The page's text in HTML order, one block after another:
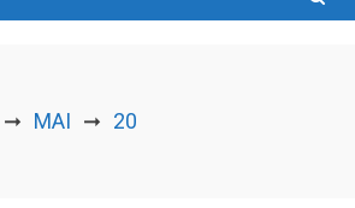
➞ MAI ➞ 20